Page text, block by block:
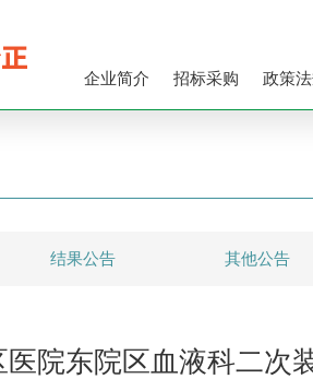
企业简介 招标采购 政策
结果公告 其他公告
院东院区血液科二次